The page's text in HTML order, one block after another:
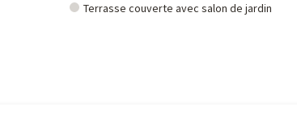
Terrasse couverte avec salon de jardin